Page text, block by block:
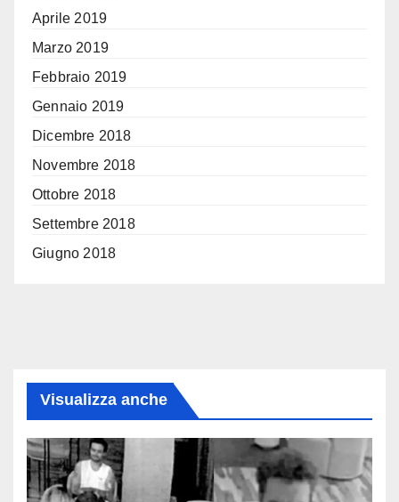
Aprile 2019
Marzo 2019
Febbraio 2019
Gennaio 2019
Dicembre 2018
Novembre 2018
Ottobre 2018
Settembre 2018
Giugno 2018
Visualizza anche